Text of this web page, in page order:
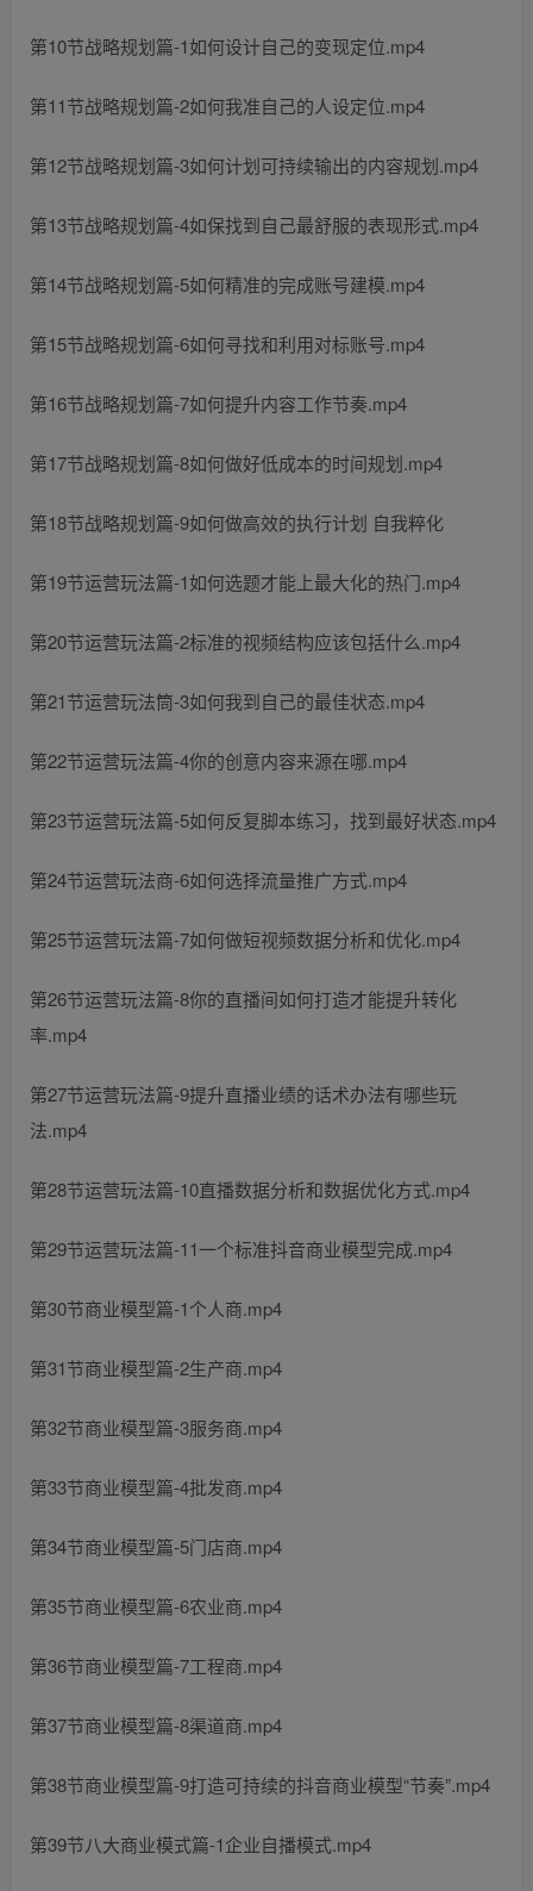
第10节战略规划篇-1如何设计自己的变现定位.mp4
第11节战略规划篇-2如何我准自己的人设定位.mp4
第12节战略规划篇-3如何计划可持续输出的内容规划.mp4
第13节战略规划篇-4如保找到自己最舒服的表现形式.mp4
第14节战略规划篇-5如何精准的完成账号建模.mp4
第15节战略规划篇-6如何寻找和利用对标账号.mp4
第16节战略规划篇-7如何提升内容工作节奏.mp4
第17节战略规划篇-8如何做好低成本的时间规划.mp4
第18节战略规划篇-9如何做高效的执行计划 自我粹化
第19节运营玩法篇-1如何选题才能上最大化的热门.mp4
第20节运营玩法篇-2标准的视频结构应该包括什么.mp4
第21节运营玩法筒-3如何我到自己的最佳状态.mp4
第22节运营玩法篇-4你的创意内容来源在哪.mp4
第23节运营玩法篇-5如何反复脚本练习，找到最好状态.mp4
第24节运营玩法商-6如何选择流量推广方式.mp4
第25节运营玩法篇-7如何做短视频数据分析和优化.mp4
第26节运营玩法篇-8你的直播间如何打造才能提升转化
率.mp4
第27节运营玩法篇-9提升直播业绩的话术办法有哪些玩
法.mp4
第28节运营玩法篇-10直播数据分析和数据优化方式.mp4
第29节运营玩法篇-11一个标准抖音商业模型完成.mp4
第30节商业模型篇-1个人商.mp4
第31节商业模型篇-2生产商.mp4
第32节商业模型篇-3服务商.mp4
第33节商业模型篇-4批发商.mp4
第34节商业模型篇-5门店商.mp4
第35节商业模型篇-6农业商.mp4
第36节商业模型篇-7工程商.mp4
第37节商业模型篇-8渠道商.mp4
第38节商业模型篇-9打造可持续的抖音商业模型“节奏”.mp4
第39节八大商业模式篇-1企业自播模式.mp4